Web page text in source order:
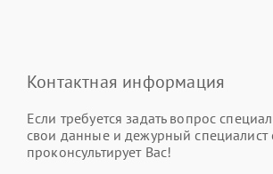
Контактная информация
Если требуется задать вопрос
свои данные и дежурный специалист
проконсультирует Вас!